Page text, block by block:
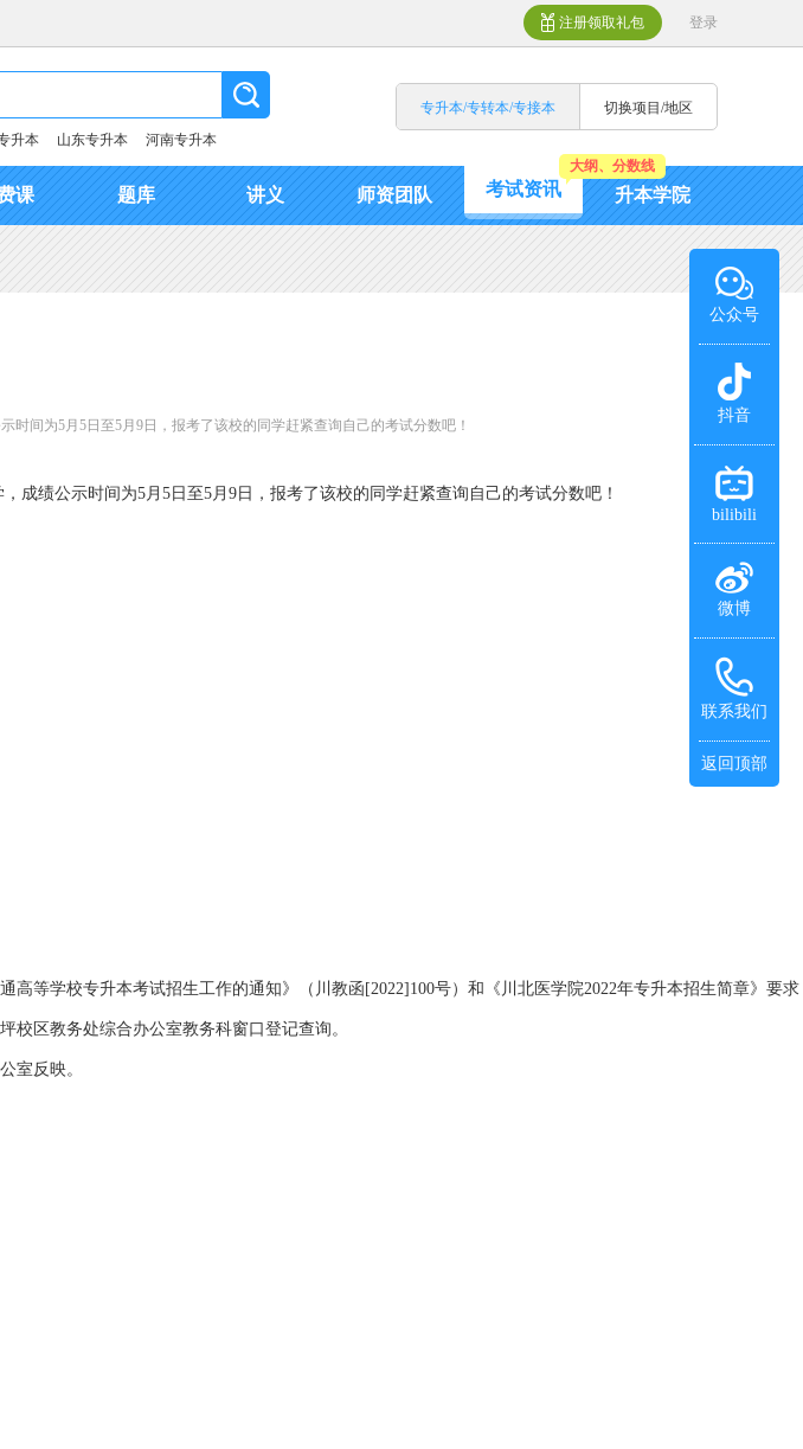
注册领取礼包 登录
升本 山东专升本 河南专升本
专升本/专转本/专接本 切换项目/地区
课 题库 讲义 师资团队 考试资讯
大纲、分数线
升本学院
间为5月5日至5月9日，报考了该校的同学赶紧查询自己的考试分数吧！
成绩公示时间为5月5日至5月9日，报考了该校的同学赶紧查询自己的考试分数吧！
学校专升本考试招生工作的通知》（川教函[2022]100号）和《川北医学院2022年专升本招生简章》要
区教务处综合办公室教务科窗口登记查询。
室反映。
公众号
抖音
bilibili
微博
联系我们
返回顶部